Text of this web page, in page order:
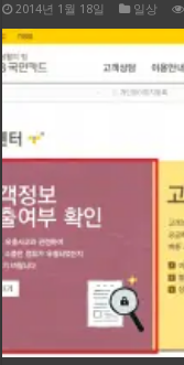
2014년 1월 18일 일상